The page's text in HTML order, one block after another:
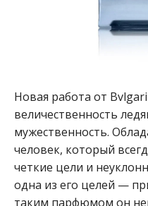
Новая работа от
величественность
мужественность.
человек, который
четкие цели и
одна из его целей —
таким парфюмом он